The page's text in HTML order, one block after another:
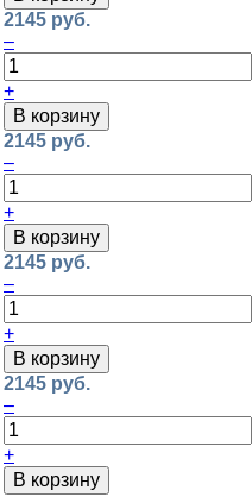
2145 руб.
–
+
В корзину
2145 руб.
–
+
В корзину
2145 руб.
–
+
В корзину
2145 руб.
–
+
В корзину